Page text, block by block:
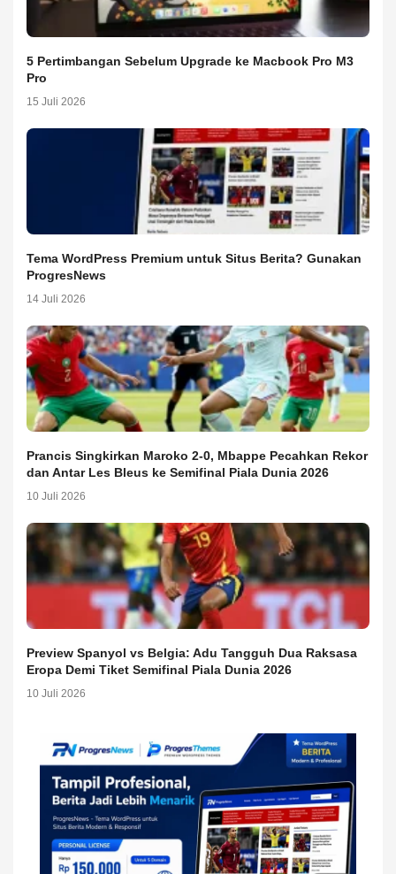
5 Pertimbangan Sebelum Upgrade ke Macbook Pro M3
Pro
15 Juli 2026
Tema WordPress Premium untuk Situs Berita? Gunakan
ProgresNews
14 Juli 2026
Prancis Singkirkan Maroko 2-0, Mbappe Pecahkan Rekor
dan Antar Les Bleus ke Semifinal Piala Dunia 2026
10 Juli 2026
Preview Spanyol vs Belgia: Adu Tangguh Dua Raksasa
Eropa Demi Tiket Semifinal Piala Dunia 2026
10 Juli 2026